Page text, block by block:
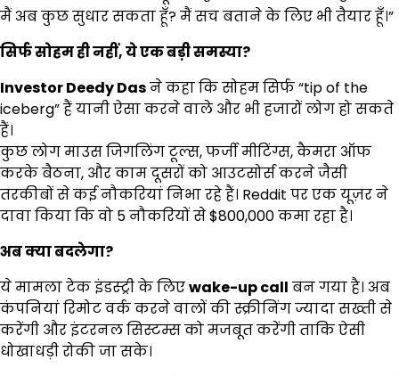
मैं अब कुछ सुधार सकता हूँ? मैं सच बताने के लिए भी तैयार हूँ।”
सिर्फ सोहम ही नहीं,ये एक बड़ी समस्या?
Investor Deedy Dasने कहा कि सोहम सिर्फ “tip of the
iceberg” हैं यानी ऐसा करने वाले और भी हजारों लोग हो सकते
हैं।
कुछ लोग माउस जिगलिंग टूल्स, फर्जी मीटिंग्स, कैमरा ऑफ
करके बैठना, और काम दूसरों को आउटसोर्स करने जैसी
तरकीबों से कई नौकरियां निभा रहे हैं। Reddit पर एक यूज़र ने
दावा किया कि वो 5 नौकरियों से $800,000 कमा रहा है।
अब क्या बदलेगा?
ये मामला टेक इंडस्ट्री के लिएwake-up call बन गया है। अब
कंपनियां रिमोट वर्क करने वालों की स्क्रीनिंग ज्यादा सख्ती से
करेंगी और इंटरनल सिस्टम्स को मजबूत करेंगी ताकि ऐसी
धोखाधड़ी रोकी जा सके।